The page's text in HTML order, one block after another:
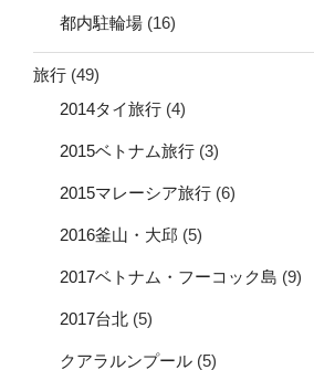
都内駐輪場 (16)
旅行 (49)
2014タイ旅行 (4)
2015ベトナム旅行 (3)
2015マレーシア旅行 (6)
2016釜山・大邱 (5)
2017ベトナム・フーコック島 (9)
2017台北 (5)
クアラルンプール (5)